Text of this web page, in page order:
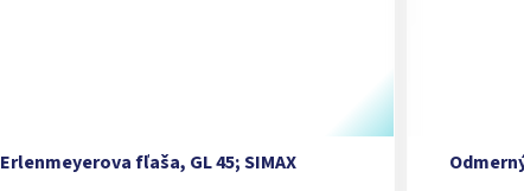
Erlenmeyerova fľaša, GL 45; SIMAX